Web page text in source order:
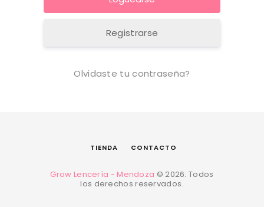
Registrarse
Olvidaste tu contraseña?
TIENDA CONTACTO
Grow Lencería - Mendoza © 2026. Todos
los derechos reservados.